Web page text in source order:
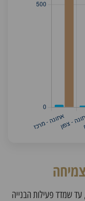
שמדד פעילות הבנייה